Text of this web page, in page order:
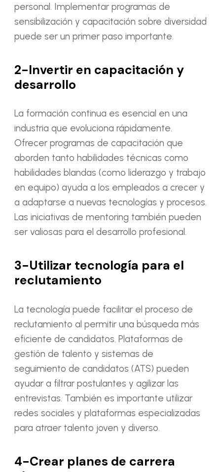
personal. Implementar programas de
sensibilización y capacitación sobre diversidad
puede ser un primer paso importante.
2-Invertir en capacitación y
desarrollo
La formación continua es esencial en una
industria que evoluciona rápidamente.
Ofrecer programas de capacitación que
aborden tanto habilidades técnicas como
habilidades blandas (como liderazgo y trabajo
en equipo) ayuda a los empleados a crecer y
a adaptarse a nuevas tecnologías y procesos.
Las iniciativas de mentoring también pueden
ser valiosas para el desarrollo profesional.
3-Utilizar tecnología para el
reclutamiento
La tecnología puede facilitar el proceso de
reclutamiento al permitir una búsqueda más
eficiente de candidatos. Plataformas de
gestión de talento y sistemas de
seguimiento de candidatos (ATS) pueden
ayudar a filtrar postulantes y agilizar las
entrevistas. También es importante utilizar
redes sociales y plataformas especializadas
para atraer talento joven y diverso.
4-Crear planes de carrera